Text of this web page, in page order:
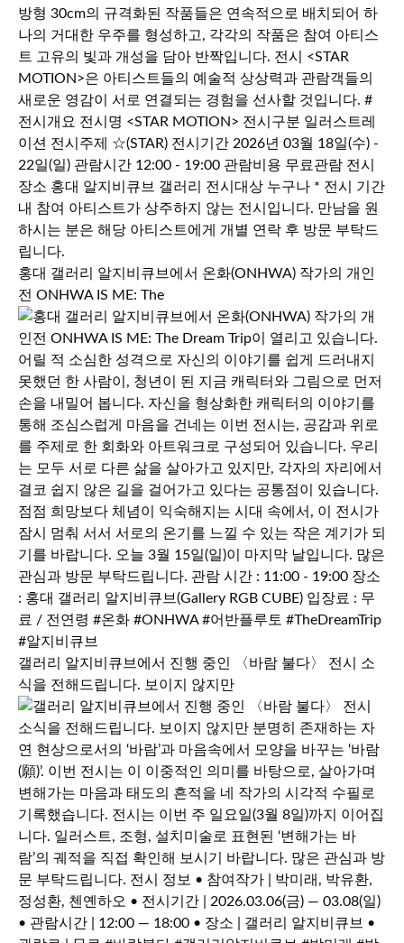
홍대 갤러리 알지비큐브에서 온화(ONHWA) 작가의 개인
전 ONHWA IS ME: The
갤러리 알지비큐브에서 진행 중인 〈바람 불다〉 전시 소
식을 전해드립니다. 보이지 않지만